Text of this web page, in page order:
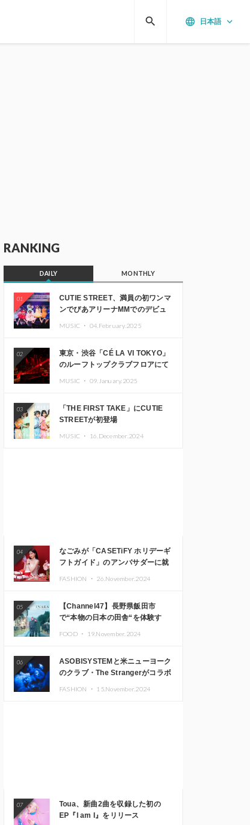
language 日本語 keyboard_arrow_down
search
RANKING
DAILY MONTHLY
01
CUTIE STREET、満員の初ワンマ
ンでぴあアリーナMMでのデビュ
MUSIC ・ 04.February.2025
02
東京・渋谷「CÉ LA VI TOKYO」
のルーフトップクラブフロアにて
Kza（FORCE OF NATURE）ら日
本を代表するDJ・クリエイターが
出演
MUSIC ・ 09.January.2025
03
「THE FIRST TAKE」にCUTIE
STREETが初登場
MUSIC ・ 16.December.2024
04
なごみが「CASETiFY ホリデーギ
フトガイド」のアンバサダーに就
FASHION ・ 26.November.2024
05
【Channel47】長野県飯田市
で“本物の日本の田舎“を体験す
FOOD ・ 19.November.2024
06
ASOBISYSTEMと米ニューヨーク
のクラブ・The Strangerがコラボ
FASHION ・ 15.November.2024
07
Toua、新曲2曲を収録した初の
EP『I am I』をリリース